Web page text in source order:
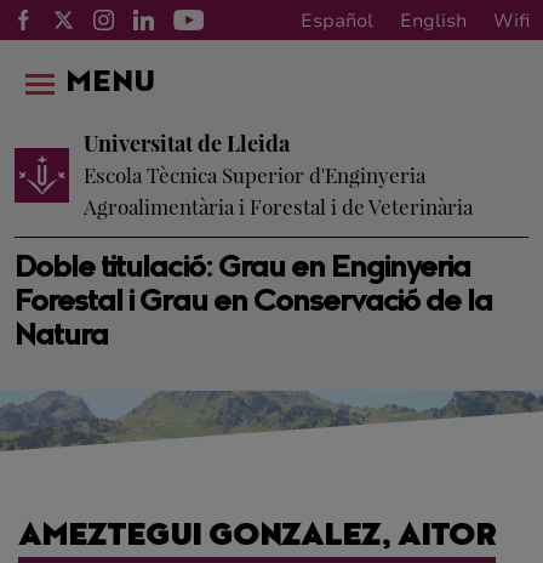
Español English Wifi
Doble titulació: Grau en Enginyeria
Forestal i Grau en Conservació de la
Natura
Universitat de Lleida
Escola Tècnica Superior d'Enginyeria
Agroalimentària i Forestal i de Veterinària
MENU
AMEZTEGUI GONZALEZ, AITOR